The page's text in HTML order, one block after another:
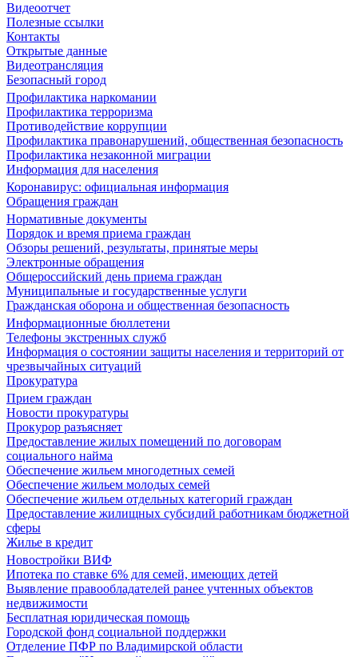
Видеоотчет
Полезные ссылки
Контакты
Открытые данные
Видеотрансляция
Безопасный город
Профилактика наркомании
Профилактика терроризма
Противодействие коррупции
Профилактика правонарушений, общественная безопасность
Профилактика незаконной миграции
Информация для населения
Коронавирус: официальная информация
Обращения граждан
Нормативные документы
Порядок и время приема граждан
Обзоры решений, результаты, принятые меры
Электронные обращения
Общероссийский день приема граждан
Муниципальные и государственные услуги
Гражданская оборона и общественная безопасность
Информационные бюллетени
Телефоны экстренных служб
Информация о состоянии защиты населения и территорий от
чрезвычайных ситуаций
Прокуратура
Прием граждан
Новости прокуратуры
Прокурор разъясняет
Предоставление жилых помещений по договорам
социального найма
Обеспечение жильем многодетных семей
Обеспечение жильем молодых семей
Обеспечение жильем отдельных категорий граждан
Предоставление жилищных субсидий работникам бюджетной
сферы
Жилье в кредит
Новостройки ВИФ
Ипотека по ставке 6% для семей, имеющих детей
Выявление правообладателей ранее учтенных объектов
недвижимости
Бесплатная юридическая помощь
Городской фонд социальной поддержки
Отделение ПФР по Владимирской области